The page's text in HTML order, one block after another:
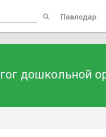
Павлодар
дошкольной